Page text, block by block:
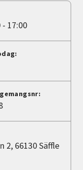
- 17:00
2, 66130 Säffle